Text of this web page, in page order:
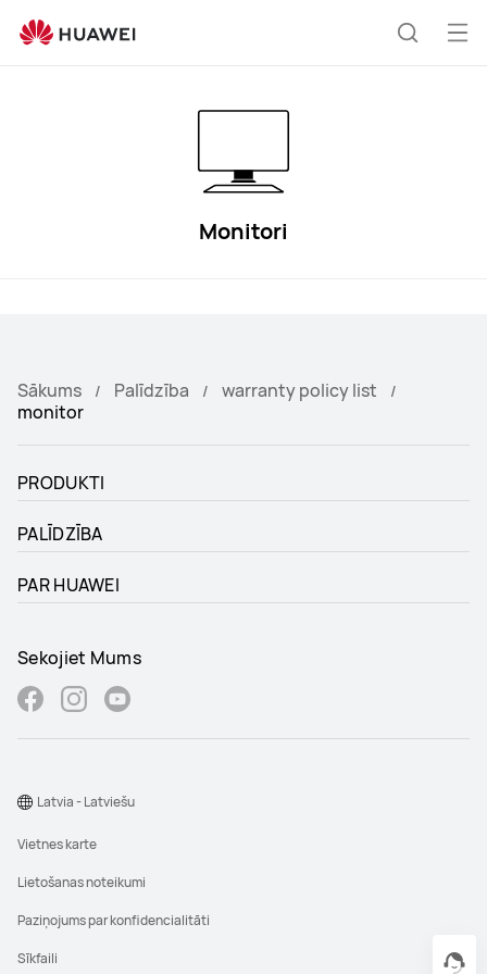
Monitori
Sākums Palīdzība
warranty policy list
monitor
PRODUKTI
PALĪDZĪBA
PAR HUAWEI
Sekojiet Mums
Vietnes karte
Lietošanas noteikumi
Paziņojums par konfidencialitāti
Sīkfaili
Latvia - Latviešu